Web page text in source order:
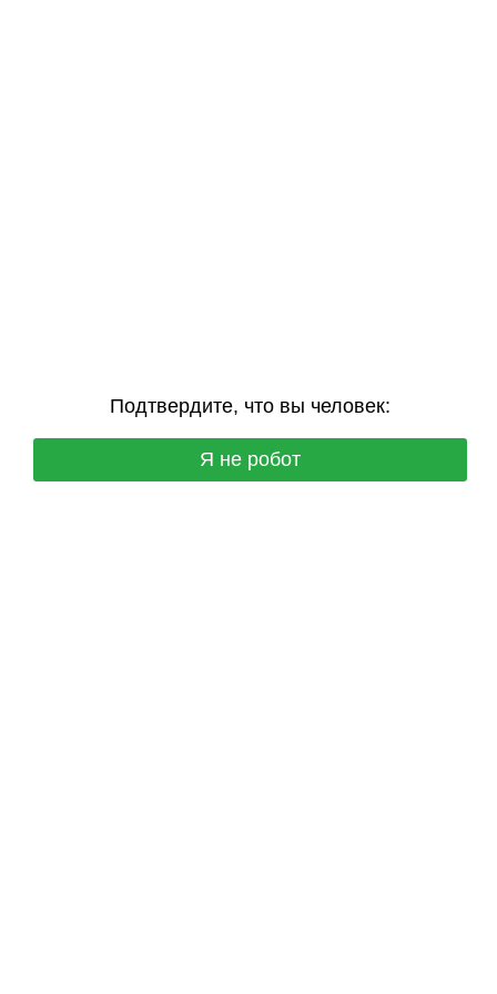
Подтвердите, что вы человек:
Я не робот